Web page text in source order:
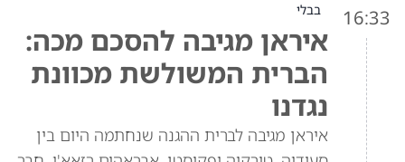
16:33 בבלי
איראן מגיבה להסכם מכה:
הברית המשולשת מכוונת
נגדנו
איראן מגיבה לברית ההגנה שנחתמה היום בין